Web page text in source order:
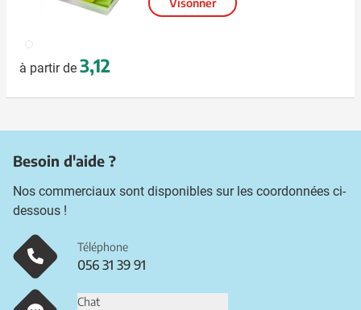
009
à partir de 3,12
Visonner
Besoin d'aide ?
Nos commerciaux sont disponibles sur les coordonnées ci-
dessous !
Téléphone
056 31 39 91
Chat